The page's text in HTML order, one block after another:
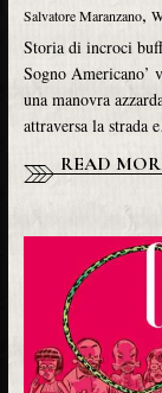
Salvatore Maranzano,
Storia di incroci
Sogno Americano’
una manovra
attraversa la strada
READ